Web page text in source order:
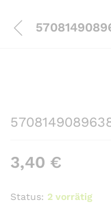
3,40 €
Status: 2 vorrätig